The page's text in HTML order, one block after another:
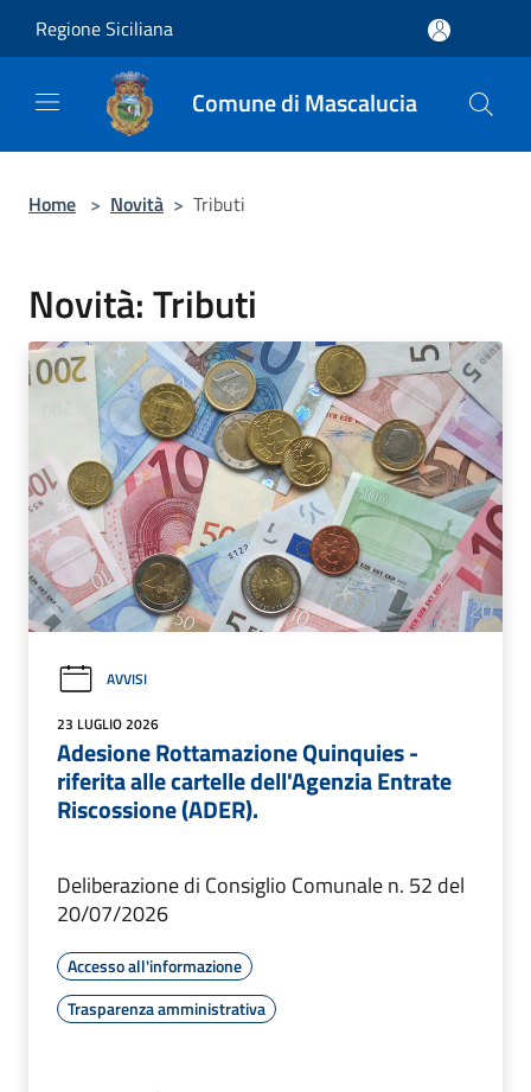
Regione Siciliana
Comune di Mascalucia
Home > Novità > Tributi
Novità: Tributi
AVVISI
23 LUGLIO 2026
Adesione Rottamazione Quinquies -
riferita alle cartelle dell'Agenzia Entrate
Riscossione (ADER).
Deliberazione di Consiglio Comunale n. 52 del
20/07/2026
Accesso all'informazione
Trasparenza amministrativa